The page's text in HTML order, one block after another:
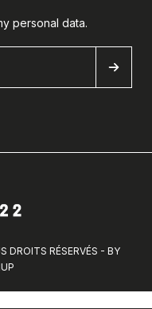
personal data.
RÉSERVÉS - BY